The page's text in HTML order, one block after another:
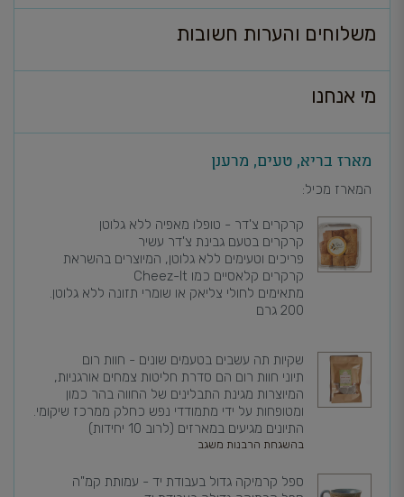
משלוחים והערות חשובות
מי אנחנו
מארז בריא, טעים, מרענן
המארז מכיל:
קרקרים צ'דר - טופלו מאפיה ללא גלוטן
קרקרים בטעם גבינת צ'דר עשיר
פריכים וטעימים ללא גלוטן, המיוצרים בהשראת
קרקרים קלאסיים כמו Cheez-It
מתאימים לחולי צליאק או שומרי תזונה ללא גלוטן.
200 גרם
שקיות תה עשבים בטעמים שונים - חוות רום
תיוני חוות רום הם סדרת חליטות צמחים אורגניות,
המיוצרות מגינת התבלינים של החווה בהר כמון
ומטופחות על ידי מתמודדי נפש כחלק ממרכז שיקומי.
התיונים מגיעים במארזים (לרוב 10 יחידות)
בהשגחת הרבנות משגב
ספל קרמיקה גדול בעבודת יד - עמותת קמ"ה